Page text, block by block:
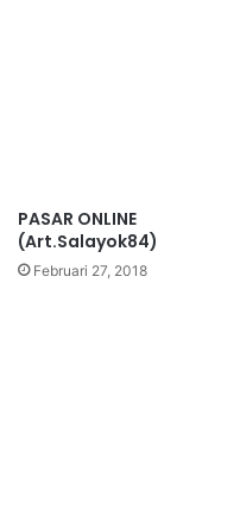
PASAR ONLINE
(Art.Salayok84)
Februari 27, 2018